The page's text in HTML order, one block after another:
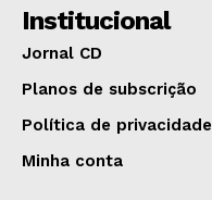
Institucional
Jornal CD
Planos de subscrição
Política de privacidade
Minha conta